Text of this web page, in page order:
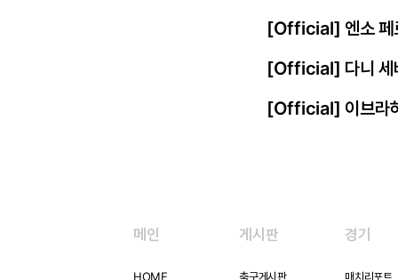
[Official] 엔소 페
[Official] 다니 세
[Official] 이브라
메인
HOME
게시판
축구게시판
경기
매치리포트